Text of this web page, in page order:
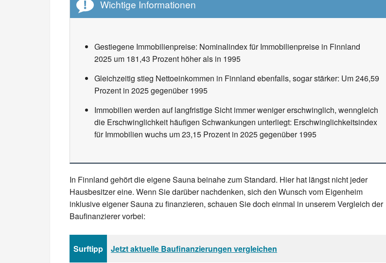
Wichtige Informationen
Gestiegene Immobilienpreise: Nominalindex für Immobilienpreise in Finnland
2025 um 181,43 Prozent höher als in 1995
Gleichzeitig stieg Nettoeinkommen in Finnland ebenfalls, sogar stärker: Um 246,59
Prozent in 2025 gegenüber 1995
Immobilien werden auf langfristige Sicht immer weniger erschwinglich, wenngleich
die Erschwinglichkeit häufigen Schwankungen unterliegt: Erschwinglichkeitsindex
für Immobilien wuchs um 23,15 Prozent in 2025 gegenüber 1995
In Finnland gehört die eigene Sauna beinahe zum Standard. Hier hat längst nicht jeder
Hausbesitzer eine. Wenn Sie darüber nachdenken, sich den Wunsch vom Eigenheim
inklusive eigener Sauna zu finanzieren, schauen Sie doch einmal in unserem Vergleich der
Baufinanzierer vorbei:
Surftipp Jetzt aktuelle Baufinanzierungen vergleichen